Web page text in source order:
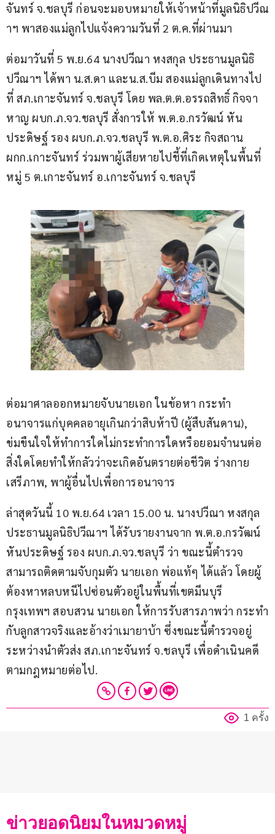
จันทร์ จ.ชลบุรี ก่อนจะมอบหมายให้เจ้าหน้าที่มูลนิธิปวีณ
าฯ พาสองแม่ลูกไปแจ้งความวันที่ 2 ต.ค.ที่ผ่านมา
ต่อมาวันที่ 5 พ.ย.64 นางปวีณา หงสกุล ประธานมูลนิธิ
ปวีณาฯ ได้พา น.ส.ดา และน.ส.บีม สองแม่ลูกเดินทางไป
ที่ สภ.เกาะจันทร์ จ.ชลบุรี โดย พล.ต.ต.อรรถสิทธิ์ กิจจา
หาญ ผบก.ภ.จว.ชลบุรี สั่งการให้ พ.ต.อ.กรวัฒน์ หัน
ประดิษฐ์ รอง ผบก.ภ.จว.ชลบุรี พ.ต.อ.ศิระ กิจสถาน
ผกก.เกาะจันทร์ ร่วมพาผู้เสียหายไปชี้ที่เกิดเหตุในพื้นที่
หมู่ 5 ต.เกาะจันทร์ อ.เกาะจันทร์ จ.ชลบุรี
ต่อมาศาลออกหมายจับนายเอก ในข้อหา กระทำ
อนาจารแก่บุคคลอายุเกินกว่าสิบห้าปี (ผู้สืบสันดาน),
ข่มขืนใจให้ทำการใดไม่กระทำการใดหรือยอมจำนนต่อ
สิ่งใดโดยทำให้กลัวว่าจะเกิดอันตรายต่อชีวิต ร่างกาย
เสรีภาพ, พาผู้อื่นไปเพื่อการอนาจาร
ล่าสุดวันนี้ 10 พ.ย.64 เวลา 15.00 น. นางปวีณา หงสกุล
ประธานมูลนิธิปวีณาฯ ได้รับรายงานจาก พ.ต.อ.กรวัฒน์
หันประดิษฐ์ รอง ผบก.ภ.จว.ชลบุรี ว่า ขณะนี้ตำรวจ
สามารถติดตามจับกุมตัว นายเอก พ่อแท้ๆ ได้แล้ว โดยผู้
ต้องหาหลบหนีไปซ่อนตัวอยู่ในพื้นที่เขตมีนบุรี
กรุงเทพฯ สอบสวน นายเอก ให้การรับสารภาพว่า กระทำ
กับลูกสาวจริงและอ้างว่าเมายาบ้า ซึ่งขณะนี้ตำรวจอยู่
ระหว่างนำตัวส่ง สภ.เกาะจันทร์ จ.ชลบุรี เพื่อดำเนินคดี
ตามกฎหมายต่อไป.
1 ครั้ง
ข่าวยอดนิยมในหมวดหมู่